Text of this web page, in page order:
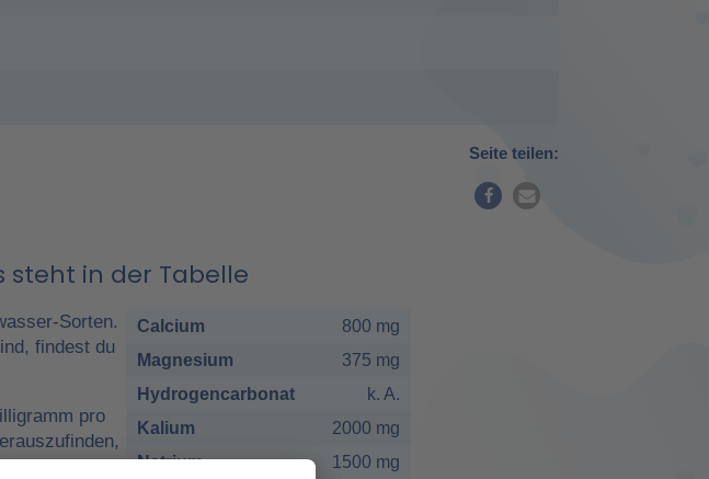
Seite teilen:
steht in der Tabelle
Sorten.
findest du
pro
Calcium
800 mg
Magnesium
375 mg
Hydrogencarbonat
k. A.
Kalium
2000 mg
Natrium
1500 mg